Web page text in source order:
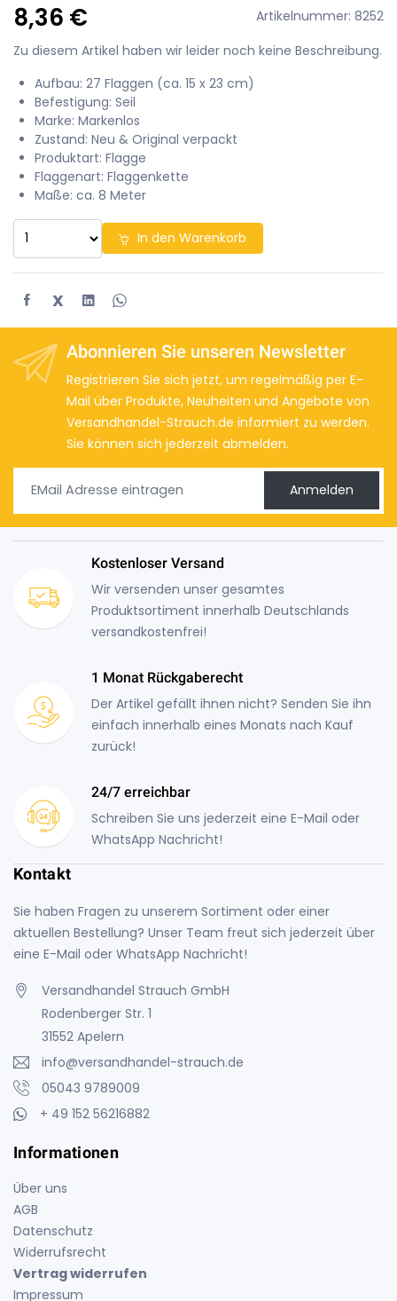
8,36 €
Artikelnummer: 8252
Zu diesem Artikel haben wir leider noch keine Beschreibung.
Aufbau: 27 Flaggen (ca. 15 x 23 cm)
Befestigung: Seil
Marke: Markenlos
Zustand: Neu & Original verpackt
Produktart: Flagge
Flaggenart: Flaggenkette
Maße: ca. 8 Meter
In den Warenkorb
X
Abonnieren Sie unseren Newsletter
Registrieren Sie sich jetzt, um regelmäßig per E-
Mail über Produkte, Neuheiten und Angebote von
Versandhandel-Strauch.de informiert zu werden.
Sie können sich jederzeit abmelden.
Anmelden
Kostenloser Versand
Wir versenden unser gesamtes
Produktsortiment innerhalb Deutschlands
versandkostenfrei!
1 Monat Rückgaberecht
Der Artikel gefällt ihnen nicht? Senden Sie ihn
einfach innerhalb eines Monats nach Kauf
zurück!
24/7 erreichbar
Schreiben Sie uns jederzeit eine E-Mail oder
WhatsApp Nachricht!
Kontakt
Sie haben Fragen zu unserem Sortiment oder einer
aktuellen Bestellung? Unser Team freut sich jederzeit über
eine E-Mail oder WhatsApp Nachricht!
Versandhandel Strauch GmbH
Rodenberger Str. 1
31552 Apelern
info@versandhandel-strauch.de
05043 9789009
+ 49 152 56216882
Informationen
Über uns
AGB
Datenschutz
Widerrufsrecht
Vertrag widerrufen
Impressum